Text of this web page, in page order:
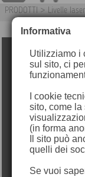
PRODOTTI > Livelle
Informativa
Utilizziamo i
sul sito, ci
I cookie
sito, come
(in forma
Il sito può
quelli dei
Se vuoi